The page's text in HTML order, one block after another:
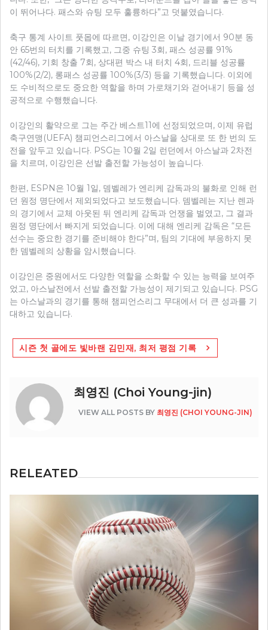
이 뛰어나다. 패스와 슈팅 모두 훌륭하다”고 덧붙였습니다.
축구 통계 사이트 풋몹에 따르면, 이강인은 이날 경기에서 90분 동
안 65번의 터치를 기록했고, 그중 슈팅 3회, 패스 성공률 91%
(42/46), 기회 창출 7회, 상대편 박스 내 터치 4회, 드리블 성공률
100%(2/2), 롱패스 성공률 100%(3/3) 등을 기록했습니다. 이외에
도 수비적으로도 중요한 역할을 하며 가로채기와 걷어내기 등을 성
공적으로 수행했습니다.
이강인의 활약으로 그는 주간 베스트11에 선정되었으며, 이제 유럽
축구연맹(UEFA) 챔피언스리그에서 아스날을 상대로 또 한 번의 도
전을 앞두고 있습니다. PSG는 10월 2일 런던에서 아스날과 2차전
을 치르며, 이강인은 선발 출전할 가능성이 높습니다.
한편, ESPN은 10월 1일, 뎀벨레가 엔리케 감독과의 불화로 인해 런
던 원정 명단에서 제외되었다고 보도했습니다. 뎀벨레는 지난 렌과
의 경기에서 교체 아웃된 뒤 엔리케 감독과 언쟁을 벌였고, 그 결과
원정 명단에서 빠지게 되었습니다. 이에 대해 엔리케 감독은 “모든
선수는 중요한 경기를 준비해야 한다”며, 팀의 기대에 부응하지 못
한 뎀벨레의 상황을 암시했습니다.
이강인은 중원에서도 다양한 역할을 소화할 수 있는 능력을 보여주
었고, 아스날전에서 선발 출전할 가능성이 제기되고 있습니다. PSG
는 아스날과의 경기를 통해 챔피언스리그 무대에서 더 큰 성과를 기
대하고 있습니다.
탐
시즌 첫 골에도 빛바랜 김민재, 최저 평점 기록
최영진 (Choi Young-jin)
VIEW ALL POSTS BY 최영진 (CHOI YOUNG-JIN)
RELEATED